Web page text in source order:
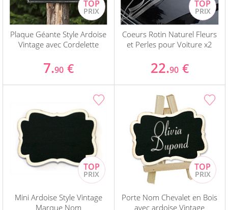
Plaque Géante Style Ardoise
Vintage avec Cordelette
7.90 €
Coeurs Rotin Naturel Fleurs
et Perles pour Voiture x2
22.90 €
Mini Ardoise Style Vintage
Marque Nom
Porte Nom Chevalet en Bois
avec ardoise Vintage